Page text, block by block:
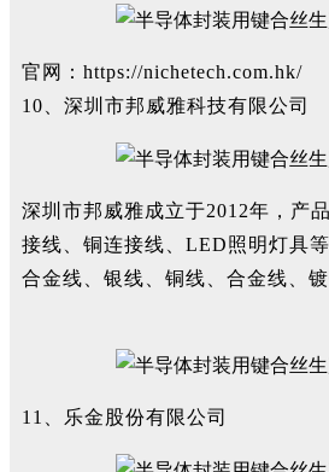
官网： https://nichetech.com.hk/
10、深圳市邦威雅科技有限公司
深圳市邦威雅成立于2012年，产
接线、铜连接线、LED照明灯具
合金线、银线、铜线、合金线、镀
11、乐金股份有限公司